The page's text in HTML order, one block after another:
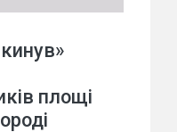
площі